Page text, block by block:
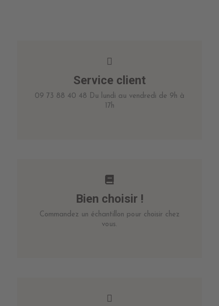
Service client
09 73 88 40 48 Du lundi au vendredi de 9h à
17h
Bien choisir !
Commandez un échantillon pour choisir chez
vous.